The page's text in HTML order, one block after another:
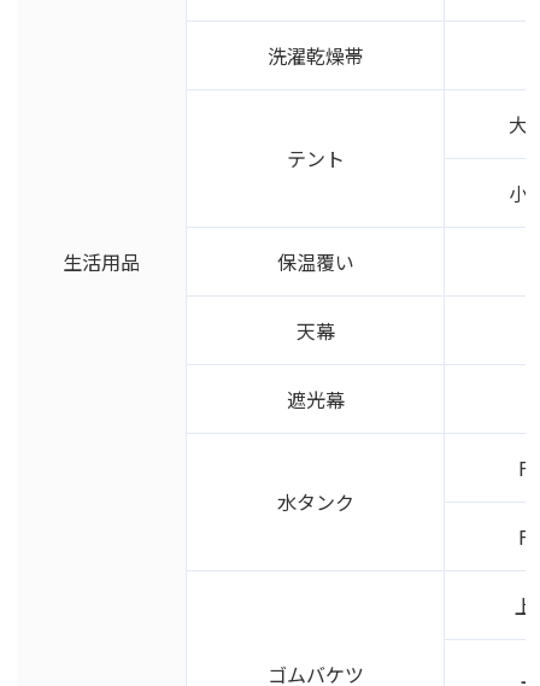
生活用品
洗濯乾燥帯
テント
大
小
保温覆い
天幕
遮光幕
水タンク
ゴムバケツ
上